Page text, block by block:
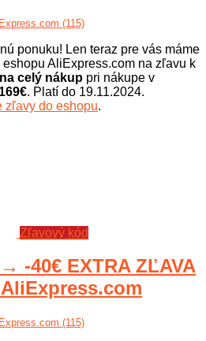
(115)
ponuku! Len teraz pre vás máme
AliExpress.com na zľavu k
celý nákup pri nákupe v
. Platí do 19.11.2024.
zľavy do eshopu.
Zľavový kód
-40€ EXTRA ZĽAVA
(115)